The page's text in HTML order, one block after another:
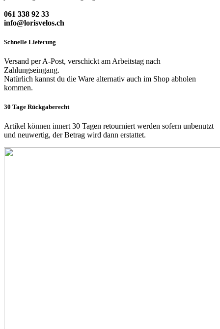
061 338 92 33
info@lorisvelos.ch
Schnelle Lieferung
Versand per A-Post, verschickt am Arbeitstag nach
Zahlungseingang.
Natürlich kannst du die Ware alternativ auch im Shop abholen
kommen.
30 Tage Rückgaberecht
Artikel können innert 30 Tagen retourniert werden sofern unbenutzt
und neuwertig, der Betrag wird dann erstattet.